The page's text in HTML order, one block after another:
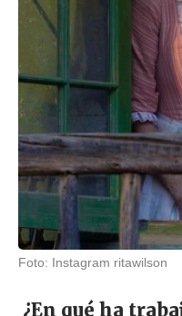
Foto: Instagram ritawilson
¿En qué ha